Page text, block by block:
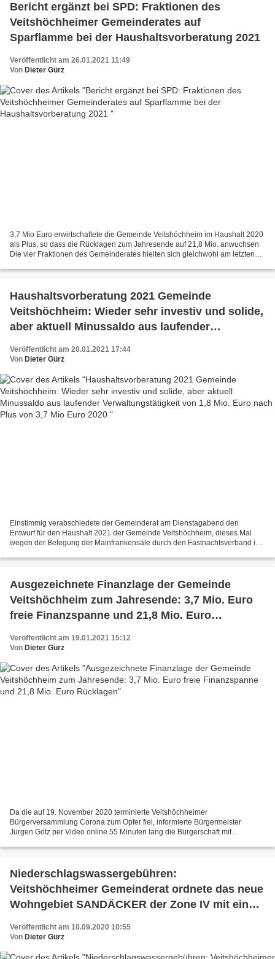
Bericht ergänzt bei SPD: Fraktionen des
Veitshöchheimer Gemeinderates auf
Sparflamme bei der Haushaltsvorberatung 2021
Veröffentlicht am 26.01.2021 11:49
Von Dieter Gürz
3,7 Mio Euro erwirtschaftete die Gemeinde Veitshöchheim im Haushalt 2020
als Plus, so dass die Rücklagen zum Jahresende auf 21,8 Mio. anwuchsen
Die vier Fraktionen des Gemeinderates hielten sich gleichwohl am letzten
Haushaltsvorberatung 2021 Gemeinde
Veitshöchheim: Wieder sehr investiv und solide,
aber aktuell Minussaldo aus laufender
Plus von 3,7 Mio Euro 2020
Veröffentlicht am 20.01.2021 17:44
Von Dieter Gürz
Einstimmig verabschiedete der Gemeinderat am Dienstagabend den
Entwurf für den Haushalt 2021 der Gemeinde Veitshöchheim, dieses Mal
wegen der Belegung der Mainfrankensäle durch den Fastnachtsverband im
Ausgezeichnete Finanzlage der Gemeinde
Veitshöchheim zum Jahresende: 3,7 Mio. Euro
freie Finanzspanne und 21,8 Mio. Euro
Veröffentlicht am 19.01.2021 15:12
Von Dieter Gürz
Da die auf 19. November 2020 terminierte Veitshöchheimer
Bürgerversammlung Corona zum Opfer fiel, informierte Bürgermeister
Jürgen Götz per Video online 55 Minuten lang die Bürgerschaft mit
Niederschlagswassergebühren:
Veitshöchheimer Gemeinderat ordnete das neue
Wohngebiet SANDÄCKER der Zone IV mit einem
Veröffentlicht am 10.09.2020 10:55
Von Dieter Gürz